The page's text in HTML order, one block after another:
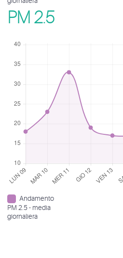
PM 2.5
Andamento
PM 2.5 - media
giornaliera